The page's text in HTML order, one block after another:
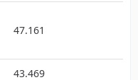
47.161
43.469